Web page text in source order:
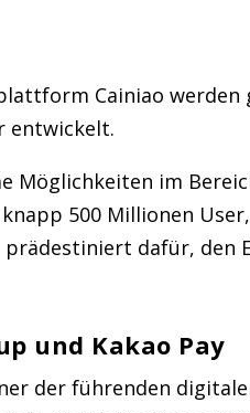
Cainiao werden
entwickelt.
Möglichkeiten im
500 Millionen
dafür, den
und Kakao Pay
der führenden